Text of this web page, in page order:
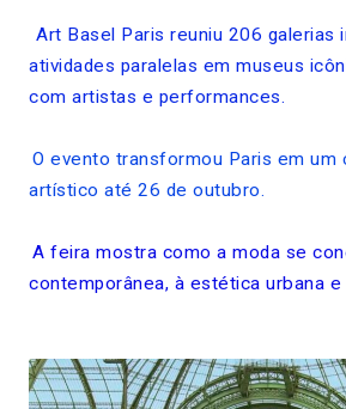
Art Basel Paris reuniu 206 galerias
atividades paralelas em museus
com artistas e performances.
O evento transformou Paris em um
artístico até 26 de outubro.
A feira mostra como a moda se
contemporânea, à estética urbana e